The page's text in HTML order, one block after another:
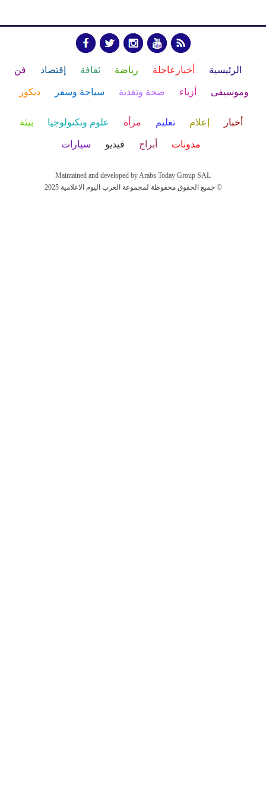
الرئيسية أخبارعاجلة رياضة ثقافة إقتصاد فن
وموسيقى أزياء صحة وتغذية سياحة وسفر ديكور
أخبار إعلام تعليم مرأة علوم وتكنولوجيا بيئة
مدونات أبراج فيديو سيارات
Maintained and developed by Arabs Today Group SAL
جميع الحقوق محفوظة لمجموعة العرب اليوم الاعلامية 2025 ©